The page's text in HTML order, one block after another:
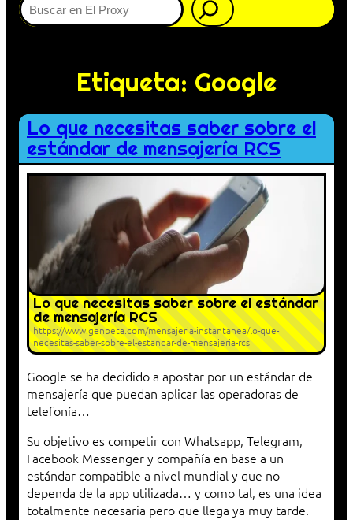
Etiqueta: Google
Lo que necesitas saber sobre el
estándar de mensajería RCS
Lo que necesitas saber sobre el estándar
de mensajería RCS
https://www.genbeta.com/mensajeria-instantanea/lo-que-
necesitas-saber-sobre-el-estandar-de-mensajeria-rcs
Google se ha decidido a apostar por un estándar de
mensajería que puedan aplicar las operadoras de
telefonía…
Su objetivo es competir con Whatsapp, Telegram,
Facebook Messenger y compañía en base a un
estándar compatible a nivel mundial y que no
dependa de la app utilizada… y como tal, es una idea
totalmente necesaria pero que llega ya muy tarde.